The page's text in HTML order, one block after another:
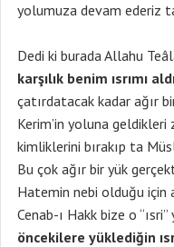
yolumuza devam ederiz
Dedi ki burada Allahu
karşılık benim ısrımı
çatırdatacak kadar ağır
Kerim’in yoluna
kimliklerini bırakıp ta
Bu çok ağır bir yük
Hatemin nebi olduğu için
Cenab-ı Hakk bize o
öncekilere yüklediğin